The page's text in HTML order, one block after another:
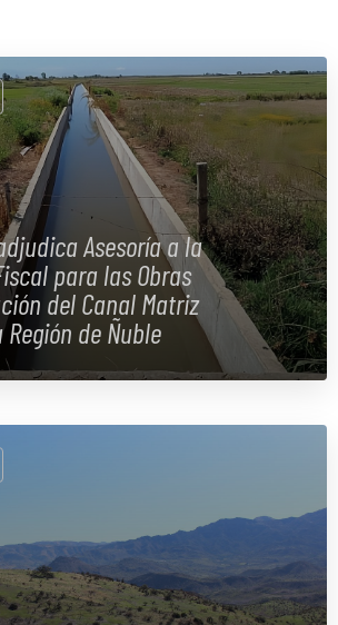
Asesoría a la
para las Obras
del Canal Matriz
de Ñuble